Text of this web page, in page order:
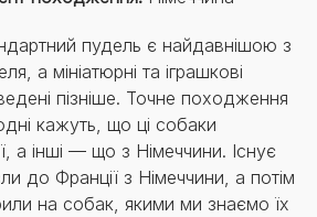
пудель є найдавнішою з
а мініатюрні та іграшкові
пізніше. Точне походження
кажуть, що ці собаки
а інші — що з Німеччини. Існує
до Франції з Німеччини, а потім
на собак, якими ми знаємо їх